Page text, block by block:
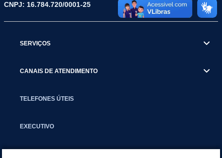
CNPJ: 16.784.720/0001-25
SERVIÇOS
CANAIS DE ATENDIMENTO
TELEFONES ÚTEIS
EXECUTIVO